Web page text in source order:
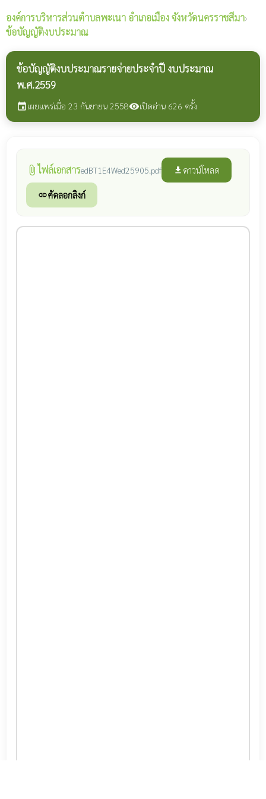
องค์การบริหารส่วนตำบลพะเนา อำเภอเมือง จังหวัดนครราชสีมา›
ข้อบัญญัติงบประมาณ
ข้อบัญญัติงบประมาณรายจ่ายประจำปี งบประมาณ
พ.ศ.2559
eventเผยแพร่เมื่อ 23 กันยายน 2558visibilityเปิดอ่าน 626 ครั้ง
attach_file ไฟล์เอกสารedBT1E4Wed25905.pdf file_download ดาวน์โหลด
linkคัดลอกลิงก์